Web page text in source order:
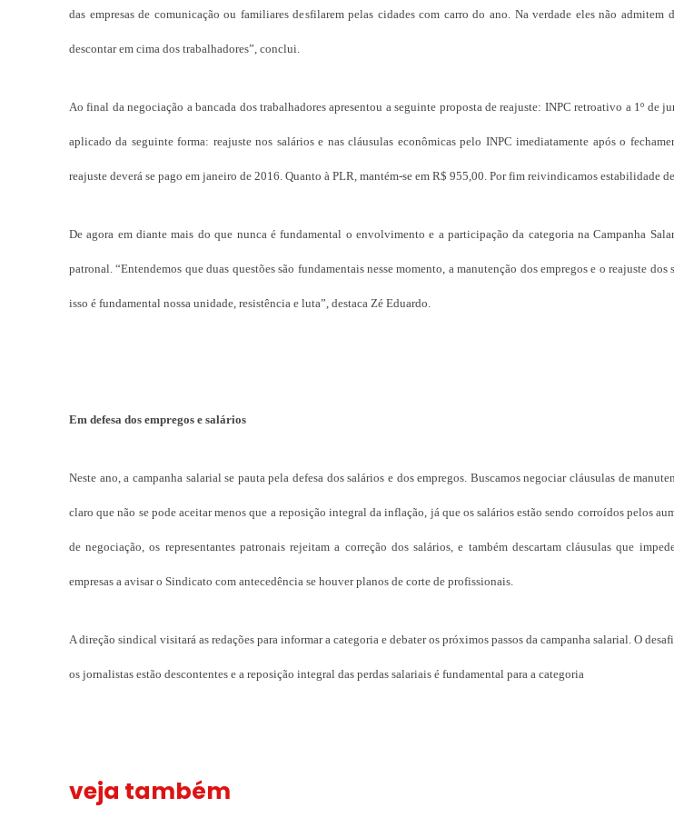
das empresas de comunicação ou familiares desfilarem pelas cidades com carro do ano. Na verdade eles não
descontar em cima dos trabalhadores”, conclui.
Ao final da negociação a bancada dos trabalhadores apresentou a seguinte proposta de reajuste: INPC retroativo a 1º de
aplicado da seguinte forma: reajuste nos salários e nas cláusulas econômicas pelo INPC imediatamente após o
reajuste deverá se pago em janeiro de 2016. Quanto à PLR, mantém-se em R$ 955,00. Por fim reivindicamos estabilidade
De agora em diante mais do que nunca é fundamental o envolvimento e a participação da categoria na Campanha
patronal. “Entendemos que duas questões são fundamentais nesse momento, a manutenção dos empregos e o reajuste
isso é fundamental nossa unidade, resistência e luta”, destaca Zé Eduardo.
Em defesa dos empregos e salários
Neste ano, a campanha salarial se pauta pela defesa dos salários e dos empregos. Buscamos negociar cláusulas de
claro que não se pode aceitar menos que a reposição integral da inflação, já que os salários estão sendo corroídos pelos
de negociação, os representantes patronais rejeitam a correção dos salários, e também descartam cláusulas que
empresas a avisar o Sindicato com antecedência se houver planos de corte de profissionais.
A direção sindical visitará as redações para informar a categoria e debater os próximos passos da campanha salarial. O
os jornalistas estão descontentes e a reposição integral das perdas salariais é fundamental para a categoria
veja também